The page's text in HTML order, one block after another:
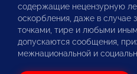
содержащие нецензурную
оскорбления, даже в случае
точками, тире и любыми
допускаются сообщения,
межнациональной и